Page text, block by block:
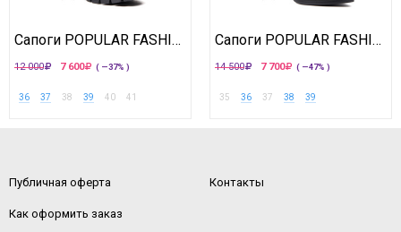
Сапоги POPULAR FASHION
12 000 7 600 ( —37% )
36 37 38 39 40 41
Сапоги POPULAR FASHION
14 500 7 700 ( —47% )
35 36 37 38 39
Публичная оферта
Как оформить заказ
Контакты